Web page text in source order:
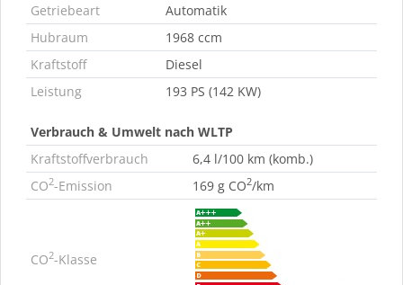
Getriebeart
Automatik
Hubraum
1968 ccm
Kraftstoff
Diesel
Leistung
193 PS (142 KW)
Verbrauch & Umwelt nach WLTP
Kraftstoffverbrauch
6,4 l/100 km (komb.)
CO2-Emission 169 g CO2/km
CO2-Klasse